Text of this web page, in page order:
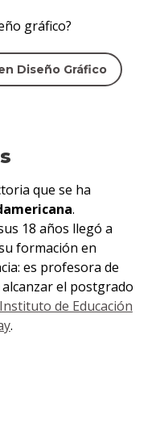
gráfico?
Diseño Gráfico
que se ha
.
18 años llegó a
formación en
es profesora de
alcanzar el postgrado
Instituto de Educación
.